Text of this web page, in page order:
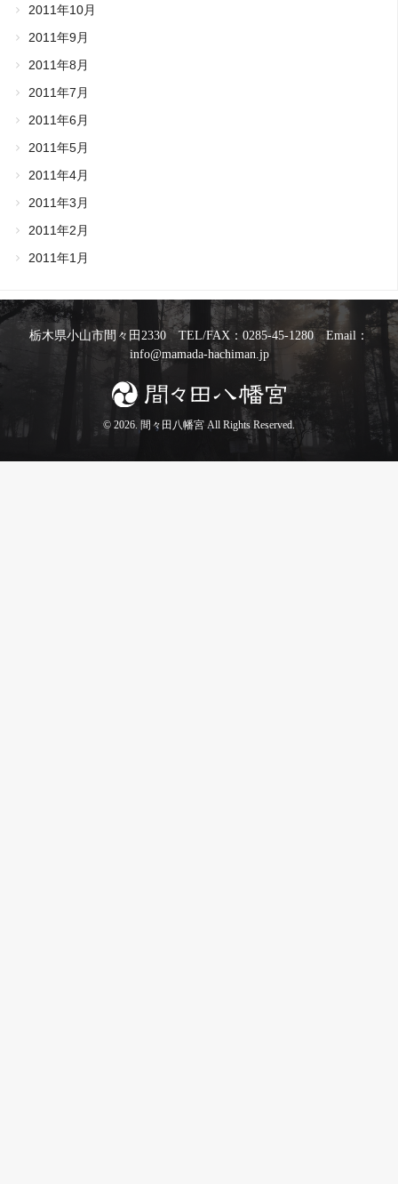
2011年10月
2011年9月
2011年8月
2011年7月
2011年6月
2011年5月
2011年4月
2011年3月
2011年2月
2011年1月
栃木県小山市間々田2330 TEL/FAX：0285-45-1280 Email：
info@mamada-hachiman.jp
© 2026. 間々田八幡宮 All Rights Reserved.